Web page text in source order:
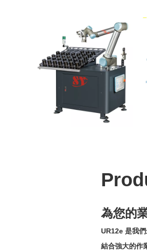
為您的
UR12e 是我
結合強大的作